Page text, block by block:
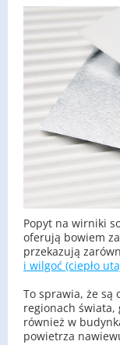
Popyt na wirniki
oferują bowiem
przekazują
i wilgoć (ciepło
To sprawia, że są
regionach świata,
również w
powietrza